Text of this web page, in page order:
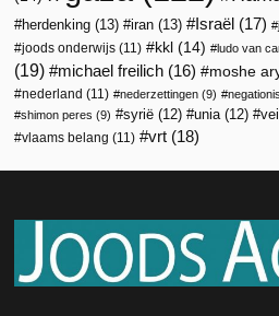
herdenking (13) iran (13) Israël (17)
joods onderwijs (11) kkl (14) ludo van
(19)
michael freilich (16) moshe
nederland (11) nederzettingen (9)
shimon peres (9) syrië (12) unia (12)
vlaams belang (11) vrt (18)